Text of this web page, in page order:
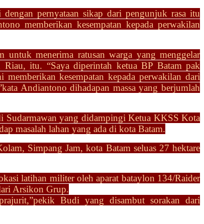
pernyataan sikap dari pengunjuk rasa itu
memberikan kesempatan kepada perwakilan
untuk menerima ratusan warga yang menggelar
Riau, itu. “Saya diperintah ketua BP Batam pak
kesempatan kepada perwakilan dari
Andiantono dihadapan massa yang berjumlah
yang didampingi Ketua KKSS Kota
masalah lahan yang ada di kota Batam.
Simpang Jam, kota Batam seluas 27hektare
latihan militer oleh aparat bataylon 134/Raider
Arsikon Grup.
Budi yang disambut sorakan dari